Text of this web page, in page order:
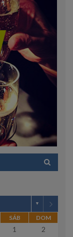
▼
SÁB DOM
1
2